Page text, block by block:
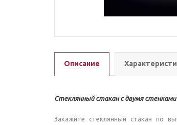
Описание
Стеклянный стакан с двумя
Закажите стеклянный стакан по